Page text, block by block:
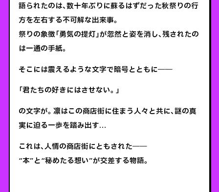
語られたのは、数十年ぶりに蘇るはずだった秋祭りの行
方を左右する不可解な出来事。
祭りの象徴「勇気の提灯」が忽然と姿を消し、残されたの
は一通の手紙。
そこには震えるような文字で暗号とともに――
「君たちの好きにはさせない。」
の文字が。凛はこの商店街に住まう人々と共に、謎の真
実に迫る一歩を踏み出す…
これは、人情の商店街にともされた――
“本”と“秘めたる想い”が交差する物語。